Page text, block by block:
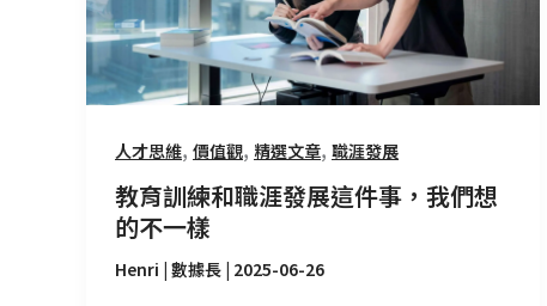
人才思維, 價值觀, 精選文章, 職涯發展
教育訓練和職涯發展這件事，我們想
的不一樣
Henri | 數據長 | 2025-06-26
發
這
事，
我
們
的